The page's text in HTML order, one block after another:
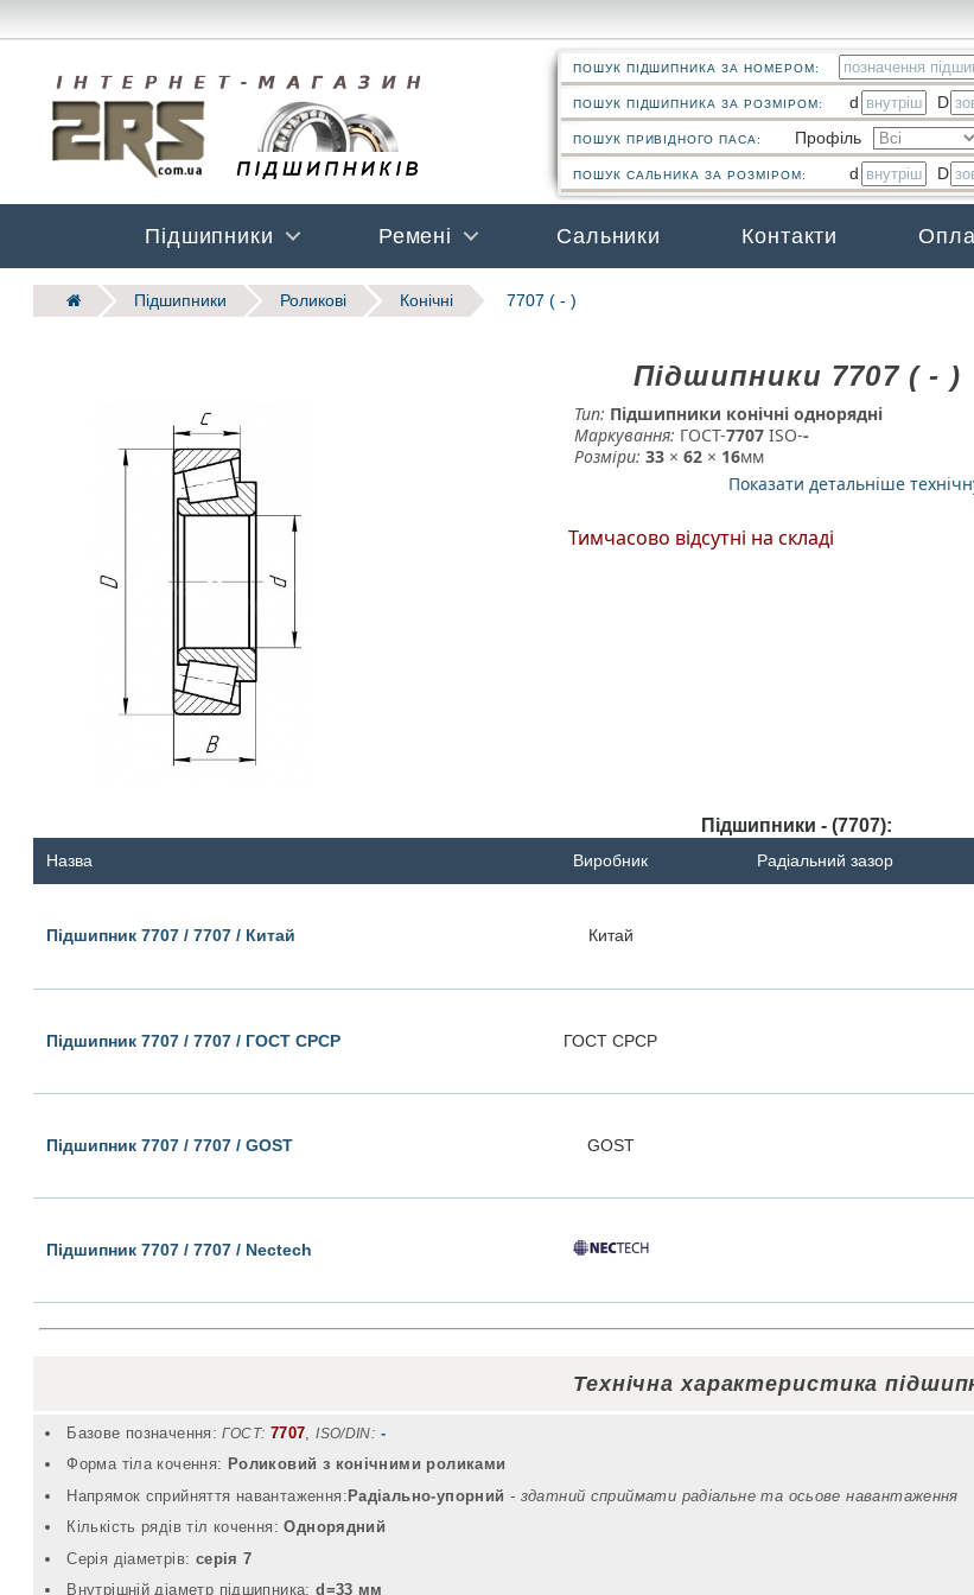
ПОШУК ПІДШИПНИКА ЗА НОМЕРОМ:
ПОШУК ПІДШИПНИКА ЗА РОЗМІРОМ: d D
ПОШУК ПРИВІДНОГО ПАСА: Профіль
ПОШУК САЛЬНИКА ЗА РОЗМІРОМ: d D
Підшипники Ремені Сальники Контакти
Підшипники Роликові Конічні 7707 ( - )
Підшипники 7707 ( - )
Тип: Підшипники конічні однорядні
Маркування: ГОСТ-7707­ ISO--
Розміри: 33× 62× 16мм
Показати детальніше
Тимчасово відсутні на складі
Підшипники - (7707):
Назва Виробник Радіальний зазор
Підшипник 7707 / 7707 / Китай Китай
Підшипник 7707 / 7707 / ГОСТ СРСР ГОСТ СРСР
Підшипник 7707 / 7707 / GOST GOST
Підшипник 7707 / 7707 / Nectech
Технічна характеристика
Базове позначення: ГОСТ: 7707,ISO/DIN: -
Форма тіла кочення: Роликовий з конічними роликами
Напрямок сприйняття навантаження: Радіально-упорний - здатний сприймати радіальне та осьове навантаження
Кількість рядів тіл кочення:Однорядний
Серія діаметрів: серія 7
Внутрішній діаметр підшипника:d=33 мм